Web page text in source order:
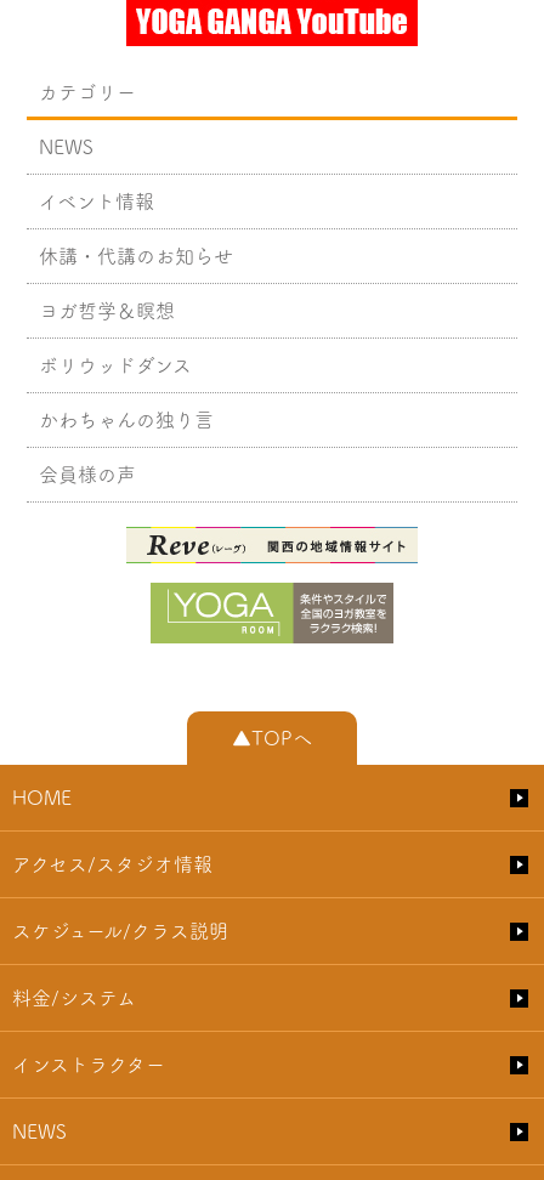
カテゴリー
NEWS
イベント情報
休講・代講のお知らせ
ヨガ哲学＆瞑想
ボリウッドダンス
かわちゃんの独り言
会員様の声
▲TOPへ
HOME
アクセス/スタジオ情報
スケジュール/クラス説明
料金/システム
インストラクター
NEWS